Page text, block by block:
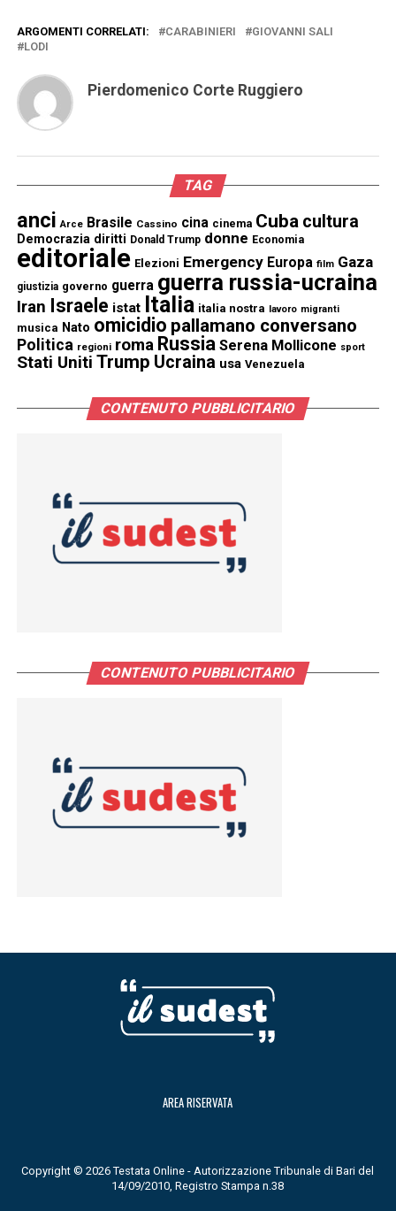
ARGOMENTI CORRELATI: CARABINIERI
GIOVANNI SALI
LODI
Pierdomenico Corte Ruggiero
TAG
anci Arce Brasile Cassino cina cinema Cuba cultura
Democrazia diritti Donald Trump donne Economia
editoriale Elezioni Emergency Europa film Gaza
giustizia governo guerra guerra russia-ucraina
Iran Israele istat Italia italia nostra lavoro migranti
musica Nato omicidio pallamano conversano
Politica regioni roma Russia Serena Mollicone sport
Stati Uniti Trump Ucraina usa Venezuela
CONTENUTO PUBBLICITARIO
CONTENUTO PUBBLICITARIO
AREA RISERVATA
Copyright © 2026 Testata Online - Autorizzazione Tribunale di Bari del
14/09/2010, Registro Stampa n.38